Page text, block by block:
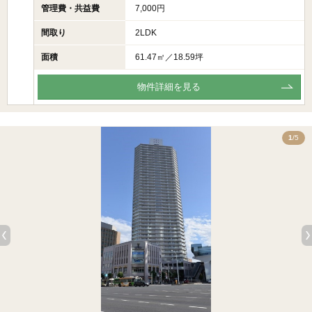
管理費・共益費 7,000円
間取り 2LDK
面積 61.47㎡／18.59坪
物件詳細を見る
1/5